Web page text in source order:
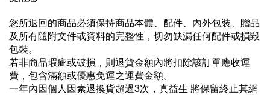
您所退回的商品必須保持商品本體、配件、內外包裝、贈品
及所有隨附文件或資料的完整性，切勿缺漏任何配件或損毀
包裝。
若非商品瑕疵或破損，則退貨金額內將扣除該訂單應收運
費，包含滿額或優惠免運之運費金額。
一年內因個人因素退換貨超過3次，真益生 將保留終止其網